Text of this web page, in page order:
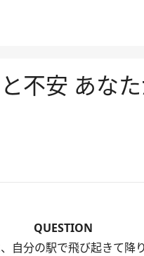
不安 あな
QUESTION
自分の駅で飛び起きて降